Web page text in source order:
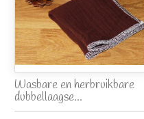
Wasbare en herbruikbare
dubbellaagse...